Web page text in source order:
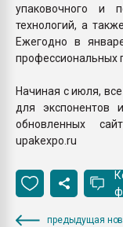
упаковочного и
технологий, а
Ежегодно в
профессиональных
Начиная с июля,
для экспонентов
обновленных
upakexpo.ru
предыдущая